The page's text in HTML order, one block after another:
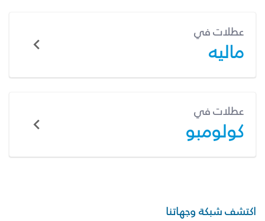
عطلات في
ماليه
عطلات في
كولومبو
اكتشف شبكة وجهاتنا